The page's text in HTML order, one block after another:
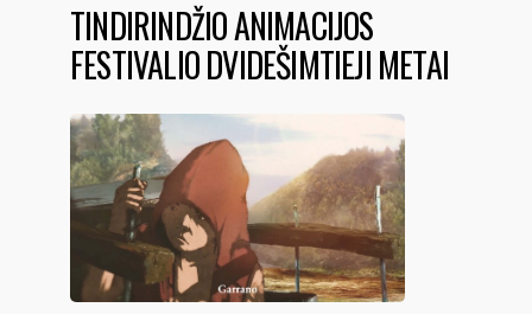
TINDIRINDŽIO ANIMACIJOS
FESTIVALIO DVIDEŠIMTIEJI METAI